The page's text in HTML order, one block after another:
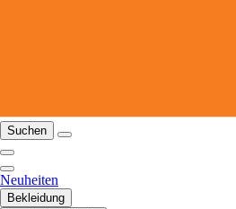
Suchen
Neuheiten
Bekleidung